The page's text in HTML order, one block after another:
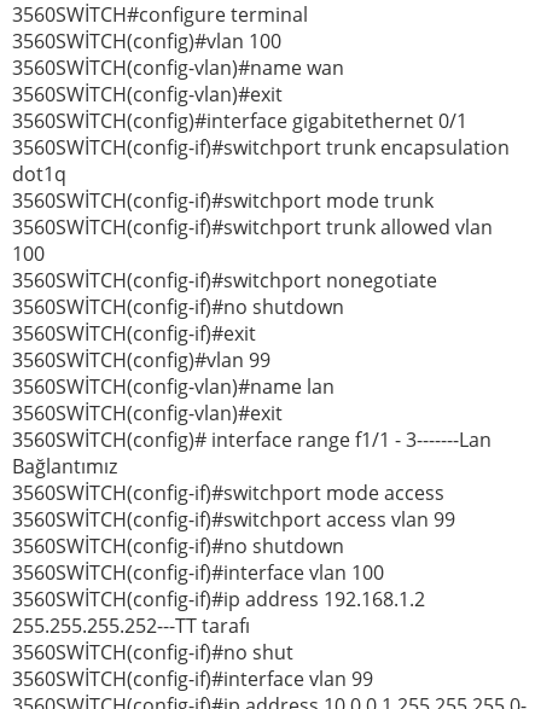
3560SWİTCH#configure terminal
3560SWİTCH(config)#vlan 100
3560SWİTCH(config-vlan)#name wan
3560SWİTCH(config-vlan)#exit
3560SWİTCH(config)#interface gigabitethernet 0/1
3560SWİTCH(config-if)#switchport trunk encapsulation
dot1q
3560SWİTCH(config-if)#switchport mode trunk
3560SWİTCH(config-if)#switchport trunk allowed vlan
100
3560SWİTCH(config-if)#switchport nonegotiate
3560SWİTCH(config-if)#no shutdown
3560SWİTCH(config-if)#exit
3560SWİTCH(config)#vlan 99
3560SWİTCH(config-vlan)#name lan
3560SWİTCH(config-vlan)#exit
3560SWİTCH(config)# interface range f1/1 - 3-------Lan
Bağlantımız
3560SWİTCH(config-if)#switchport mode access
3560SWİTCH(config-if)#switchport access vlan 99
3560SWİTCH(config-if)#no shutdown
3560SWİTCH(config-if)#interface vlan 100
3560SWİTCH(config-if)#ip address 192.168.1.2
255.255.255.252---TT tarafı
3560SWİTCH(config-if)#no shut
3560SWİTCH(config-if)#interface vlan 99